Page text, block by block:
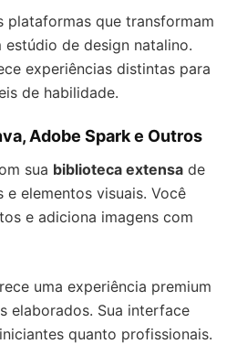
plataformas que transformam
de design natalino.
experiências distintas para
de habilidade.
Adobe Spark e Outros
sua biblioteca extensa de
elementos visuais. Você
e adiciona imagens com
uma experiência premium
elaborados. Sua interface
quanto profissionais.